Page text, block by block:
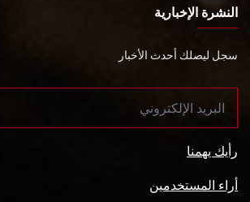
النشرة الإخبارية
سجل ليصلك أحدث الأخبار
رأيك يهمنا
أراء المستخدمين